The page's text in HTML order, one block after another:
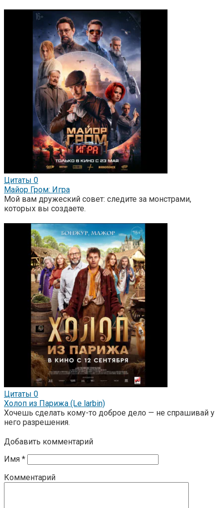
Цитаты 0
Майор Гром: Игра
Мой вам дружеский совет: следите за монстрами,
которых вы создаете.
Цитаты 0
Холоп из Парижа (Le larbin)
Хочешь сделать кому-то доброе дело — не спрашивай у
него разрешения.
Добавить комментарий
Имя *
Комментарий